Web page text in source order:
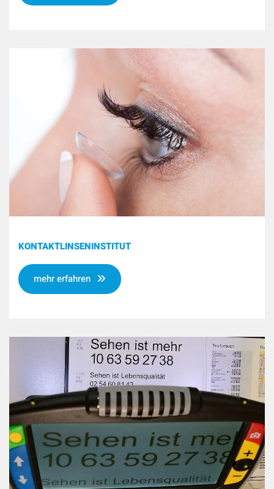
KONTAKTLINSENINSTITUT
mehr erfahren